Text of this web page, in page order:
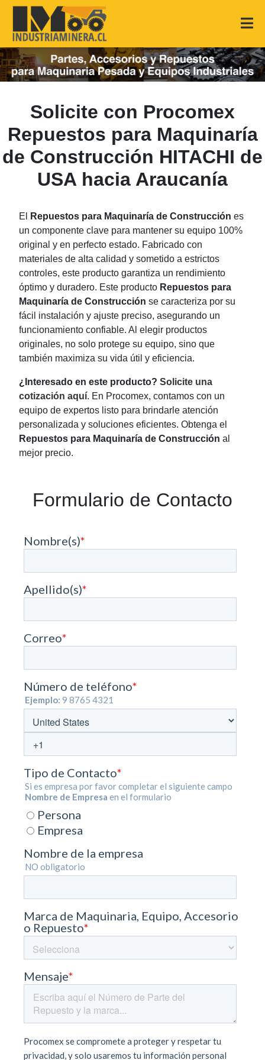
Solicite con Procomex
Repuestos para Maquinaría
de Construcción HITACHI de
USA hacia Araucanía
El Repuestos para Maquinaría de Construcción es
un componente clave para mantener su equipo 100%
original y en perfecto estado. Fabricado con
materiales de alta calidad y sometido a estrictos
controles, este producto garantiza un rendimiento
óptimo y duradero. Este producto Repuestos para
Maquinaría de Construcción se caracteriza por su
fácil instalación y ajuste preciso, asegurando un
funcionamiento confiable. Al elegir productos
originales, no solo protege su equipo, sino que
también maximiza su vida útil y eficiencia.
¿Interesado en este producto? Solicite una
cotización aquí. En Procomex, contamos con un
equipo de expertos listo para brindarle atención
personalizada y soluciones eficientes. Obtenga el
Repuestos para Maquinaría de Construcción al
mejor precio.
Formulario de Contacto